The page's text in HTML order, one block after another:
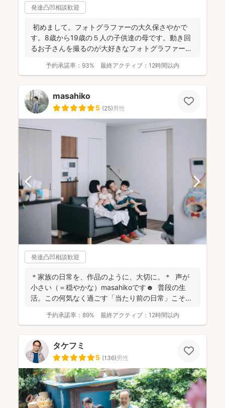
発達凸凹相談歓迎
初めまして。フォトグラファーの大久保さやかで
す。8歳から19歳の５人の子供達の母です。動き回
るお子さんを撮るのが大好きなフォトグラファーで
予約承諾率： 93% 最終アクティブ： 12時間以内
masahiko
5 (25)男性
発達凸凹相談歓迎
＊家族の日常を、作品のように、大切に。＊ 声が
小さい（＝穏やかな）masahikoです☻ 普段の生
活。この何気なく過ごす「当たり前の日常」こそ...
予約承諾率： 89% 最終アクティブ： 12時間以内
タケフミ
5 (136)男性